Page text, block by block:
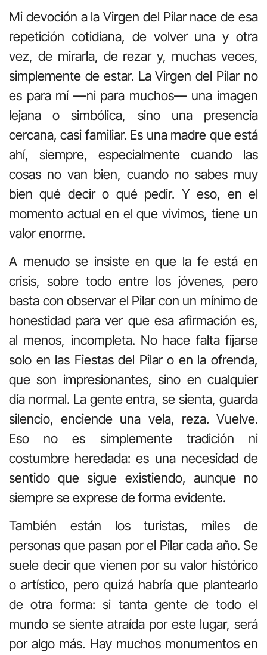
Mi devoción a la Virgen del Pilar nace de esa
repetición cotidiana, de volver una y otra
vez, de mirarla, de rezar y, muchas veces,
simplemente de estar. La Virgen del Pilar no
es para mí —ni para muchos— una imagen
lejana o simbólica, sino una presencia
cercana, casi familiar. Es una madre que está
ahí, siempre, especialmente cuando las
cosas no van bien, cuando no sabes muy
bien qué decir o qué pedir. Y eso, en el
momento actual en el que vivimos, tiene un
valor enorme.
A menudo se insiste en que la fe está en
crisis, sobre todo entre los jóvenes, pero
basta con observar el Pilar con un mínimo de
honestidad para ver que esa afirmación es,
al menos, incompleta. No hace falta fijarse
solo en las Fiestas del Pilar o en la ofrenda,
que son impresionantes, sino en cualquier
día normal. La gente entra, se sienta, guarda
silencio, enciende una vela, reza. Vuelve.
Eso no es simplemente tradición ni
costumbre heredada: es una necesidad de
sentido que sigue existiendo, aunque no
siempre se exprese de forma evidente.
También están los turistas, miles de
personas que pasan por el Pilar cada año. Se
suele decir que vienen por su valor histórico
o artístico, pero quizá habría que plantearlo
de otra forma: si tanta gente de todo el
mundo se siente atraída por este lugar, será
por algo más. Hay muchos monumentos en